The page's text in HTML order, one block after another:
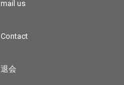
mail us
Contact
退会